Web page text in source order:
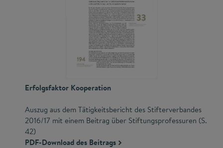
Erfolgsfaktor Kooperation
Auszug aus dem Tätigkeitsbericht des Stifterverbandes
2016/17 mit einem Beitrag über Stiftungsprofessuren (S.
42)
PDF-Download des Beitrags